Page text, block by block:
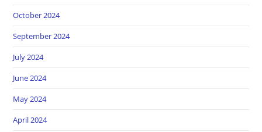
October 2024
September 2024
July 2024
June 2024
May 2024
April 2024